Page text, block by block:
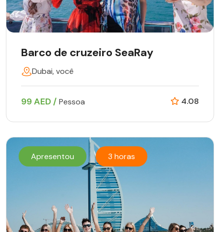
Barco de cruzeiro SeaRay
Dubai, você
99 AED / Pessoa 4.08
Apresentou 3 horas